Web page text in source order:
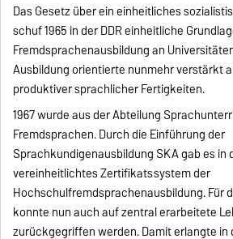
Das Gesetz über ein einheitliches
schuf 1965 in der DDR einheitliche
Fremdsprachenausbildung an
Ausbildung orientierte nunmehr verstärkt
produktiver sprachlicher Fertigkeiten.
1967 wurde aus der Abteilung
Fremdsprachen. Durch die Einführung der
Sprachkundigenausbildung SKA gab es in
vereinheitlichtes Zertifikatssystem der
Hochschulfremdsprachenausbildung. Für
konnte nun auch auf zentral erarbeitete
zurückgegriffen werden. Damit erlangte in